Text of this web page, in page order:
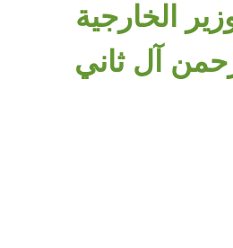
الخارجية
آل ثاني